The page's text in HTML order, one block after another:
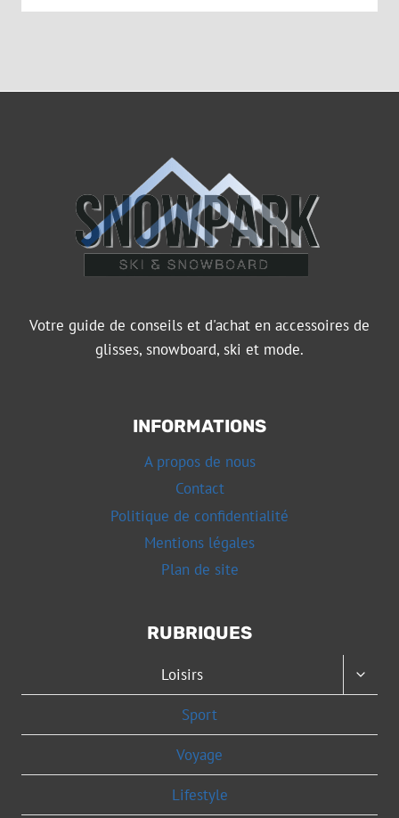
Votre guide de conseils et d'achat en accessoires de
glisses, snowboard, ski et mode.
INFORMATIONS
A propos de nous
Contact
Politique de confidentialité
Mentions légales
Plan de site
RUBRIQUES
Loisirs
Sport
Voyage
Lifestyle